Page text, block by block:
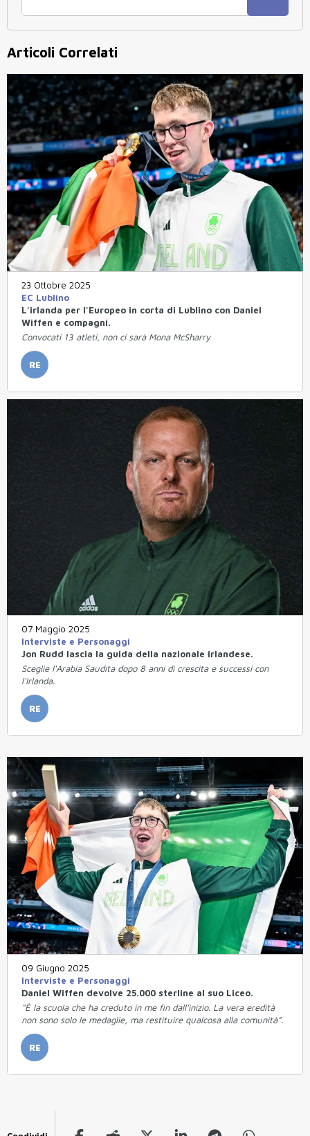
Articoli Correlati
23 Ottobre 2025
EC Lublino
L'irlanda per l'Europeo in corta di Lublino con Daniel
Wiffen e compagni.
Convocati 13 atleti, non ci sarà Mona McSharry
RE
07 Maggio 2025
Interviste e Personaggi
Jon Rudd lascia la guida della nazionale irlandese.
Sceglie l'Arabia Saudita dopo 8 anni di crescita e successi con
l'Irlanda.
RE
09 Giugno 2025
Interviste e Personaggi
Daniel Wiffen devolve 25.000 sterline al suo Liceo.
"È la scuola che ha creduto in me fin dall’inizio. La vera eredità
non sono solo le medaglie, ma restituire qualcosa alla comunità”.
RE